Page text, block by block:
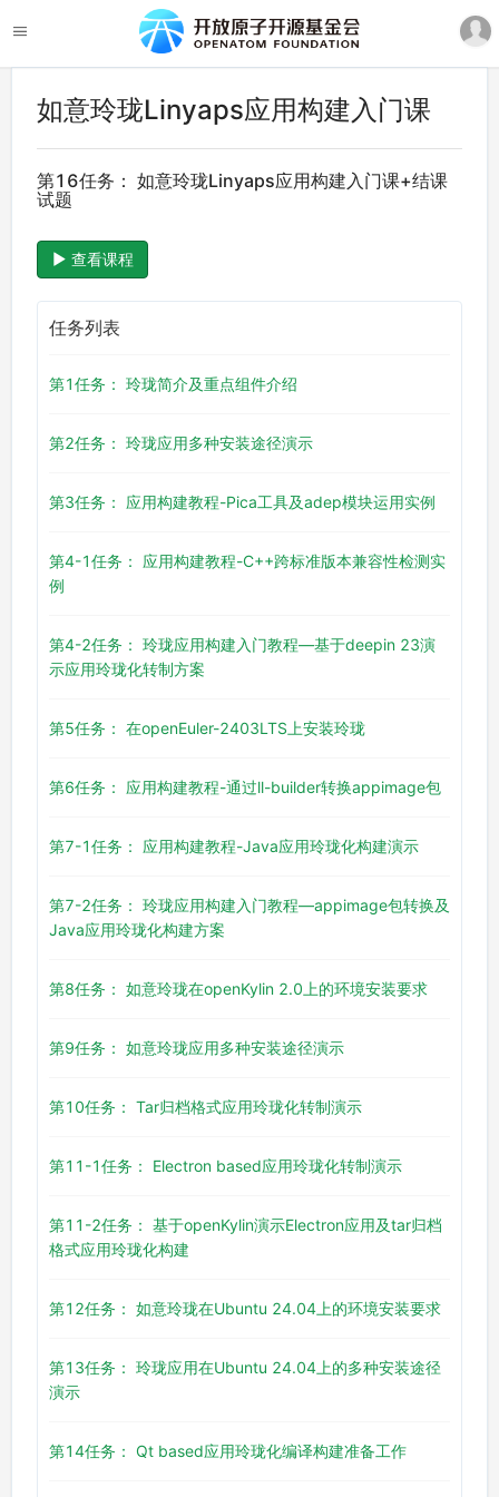
如意玲珑Linyaps应用构建入门课
第16任务： 如意玲珑Linyaps应用构建入门课+结课
试题
查看课程
任务列表
第1任务： 玲珑简介及重点组件介绍
第2任务： 玲珑应用多种安装途径演示
第3任务： 应用构建教程-Pica工具及adep模块运用实例
第4-1任务： 应用构建教程-C++跨标准版本兼容性检测实
例
第4-2任务： 玲珑应用构建入门教程—基于deepin 23演
示应用玲珑化转制方案
第5任务： 在openEuler-2403LTS上安装玲珑
第6任务： 应用构建教程-通过ll-builder转换appimage包
第7-1任务： 应用构建教程-Java应用玲珑化构建演示
第7-2任务： 玲珑应用构建入门教程—appimage包转换及
Java应用玲珑化构建方案
第8任务： 如意玲珑在openKylin 2.0上的环境安装要求
第9任务： 如意玲珑应用多种安装途径演示
第10任务： Tar归档格式应用玲珑化转制演示
第11-1任务： Electron based应用玲珑化转制演示
第11-2任务： 基于openKylin演示Electron应用及tar归档
格式应用玲珑化构建
第12任务： 如意玲珑在Ubuntu 24.04上的环境安装要求
第13任务： 玲珑应用在Ubuntu 24.04上的多种安装途径
演示
第14任务： Qt based应用玲珑化编译构建准备工作